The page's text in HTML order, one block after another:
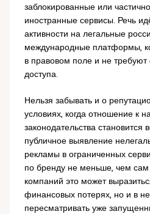
заблокированные или
иностранные сервисы. Речь
активности на легальные
международные платформы,
в правовом поле и не
доступа.
Нельзя забывать и о
условиях, когда отношение к
законодательства становится
публичное выявление
рекламы в ограниченных
по бренду не меньше, чем
компаний это может
финансовых потерях, но и в
пересматривать уже